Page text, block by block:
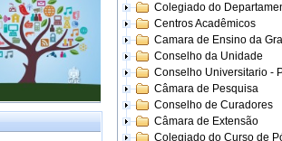
Colegiado do
Centros Acadêmicos
Camara de Ensino da
Conselho da Unidade
Conselho Universitario -
Câmara de Pesquisa
Conselho de Curadores
Câmara de Extensão
Colegiado do Curso de